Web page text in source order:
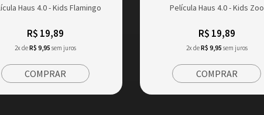
Haus 4.0 - Kids Flamingo
R$ 19,89
2x deR$ 9,95 sem juros
COMPRAR
Película Haus 4.0 - Kids Zoo
R$ 19,89
2x deR$ 9,95 sem juros
COMPRAR